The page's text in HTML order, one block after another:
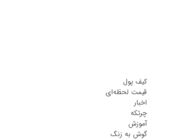
کیف پول
قیمت لحظه‌ای
اخبار
چرتکه
آموزش
گوش به زنگ